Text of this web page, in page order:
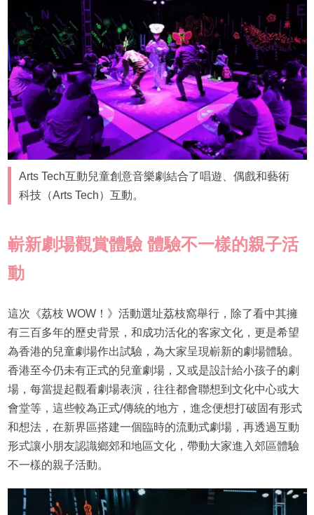
Arts Tech互動兒童創意音樂劇結合了唱遊、偶戲和藝術
科技（Arts Tech）互動。
嶄新劇場觀賞體驗 體驗不一樣的親子活
動
這次《荔枝 WOW！》活動選址荔枝窩舉行，除了看中其擁
有三百多年的歷史背景，和成功活化的客家文化，更是希望
為香港的兒童劇場作出試驗，為大家呈現嶄新的劇場體驗。
香港至今仍未有正式的兒童劇場，又或是設計給小孩子的劇
場，每當提起觀看劇場表演，往往都會聯想到文化中心或大
會堂等，這些較為正式/傳統的地方，進念便想打破固有形式
和想法，在新界區搭建一個臨時的流動式劇場，再透過互動
形式讓小朋友認識鄉郊和地區文化，帶動大家進入郊區體驗
不一樣的親子活動。